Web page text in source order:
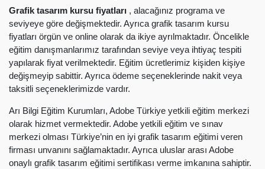
Grafik tasarım kursu fiyatları , alacağınız programa ve
seviyeye göre değişmektedir. Ayrıca grafik tasarım kursu
fiyatları örgün ve online olarak da ikiye ayrılmaktadır. Öncelikle
eğitim danışmanlarımız tarafından seviye veya ihtiyaç tespiti
yapılarak fiyat verilmektedir. Eğitim ücretlerimiz kişiden kişiye
değişmeyip sabittir. Ayrıca ödeme seçeneklerinde nakit veya
taksitli seçeneklerimizde vardır.
Arı Bilgi Eğitim Kurumları, Adobe Türkiye yetkili eğitim merkezi
olarak hizmet vermektedir. Adobe yetkili eğitim ve sınav
merkezi olması Türkiye’nin en iyi grafik tasarım eğitimi veren
firması unvanını sağlamaktadır. Ayrıca uluslar arası Adobe
onaylı grafik tasarım eğitimi sertifikası verme imkanına sahiptir.